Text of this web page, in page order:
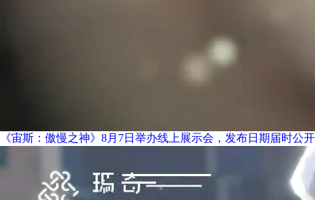
《宙斯：傲慢之神》8月7日举办线上展示会，发布日期届时公开